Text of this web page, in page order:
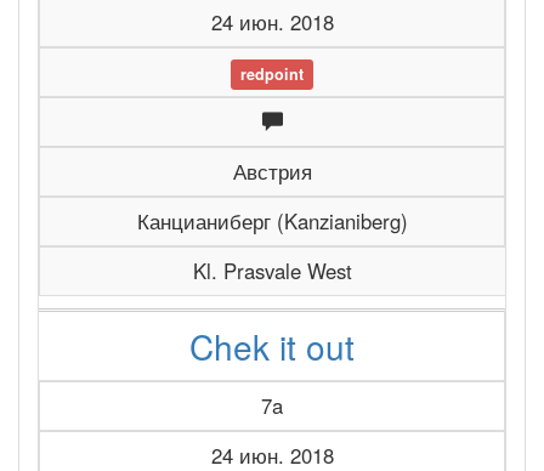
24 июн. 2018
redpoint
Австрия
Канцианиберг (Kanzianiberg)
Kl. Prasvale West
Chek it out
7a
24 июн. 2018